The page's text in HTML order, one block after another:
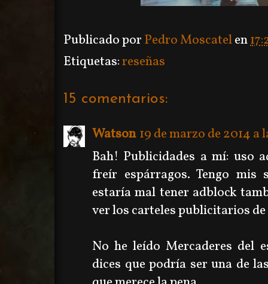
Publicado porPedro Moscatelen
Etiquetas:reseñas
15 comentarios:
Watson 19 de marzo de 2014 a
Bah! Publicidades a mí: uso
freír espárragos. Tengo
estaría mal tener adblock
ver los carteles publicitarios
No he leído Mercaderes del
dices que podría ser una de